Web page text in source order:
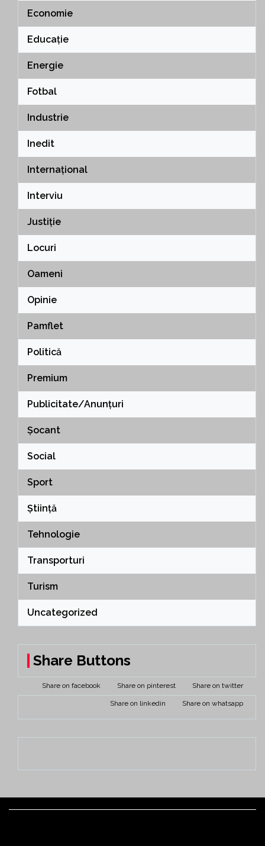
Economie
Educație
Energie
Fotbal
Industrie
Inedit
Internațional
Interviu
Justiție
Locuri
Oameni
Opinie
Pamflet
Politică
Premium
Publicitate/Anunțuri
Șocant
Social
Sport
Știință
Tehnologie
Transporturi
Turism
Uncategorized
Share Buttons